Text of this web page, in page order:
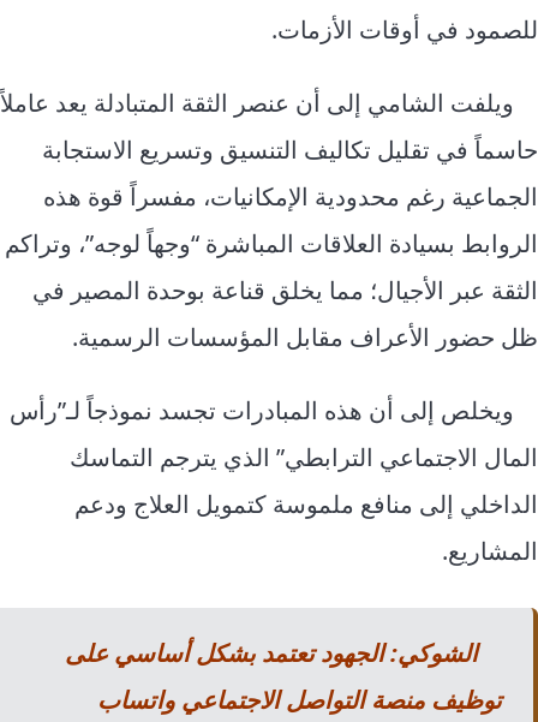
للصمود في أوقات الأزمات.
ويلفت الشامي إلى أن عنصر الثقة المتبادلة يعد عاملاً
حاسماً في تقليل تكاليف التنسيق وتسريع الاستجابة
الجماعية رغم محدودية الإمكانيات، مفسراً قوة هذه
الروابط بسيادة العلاقات المباشرة “وجهاً لوجه”، وتراكم
الثقة عبر الأجيال؛ مما يخلق قناعة بوحدة المصير في
ظل حضور الأعراف مقابل المؤسسات الرسمية.
ويخلص إلى أن هذه المبادرات تجسد نموذجاً لـ”رأس
المال الاجتماعي الترابطي” الذي يترجم التماسك
الداخلي إلى منافع ملموسة كتمويل العلاج ودعم
المشاريع.
الشوكي: الجهود تعتمد بشكل أساسي على
توظيف منصة التواصل الاجتماعي واتساب